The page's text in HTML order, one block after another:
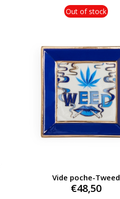
Out of stock
Vide poche-Tweed
€48,50